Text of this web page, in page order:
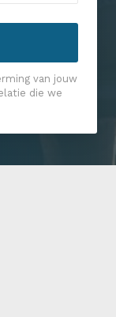
van jouw
die we